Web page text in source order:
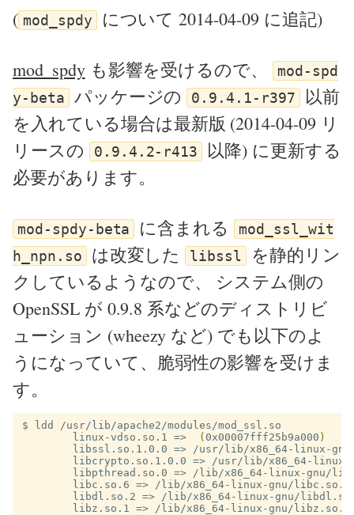
( mod_spdy について 2014-04-09 に追記)
mod_spdyも影響を受けるので、 mod-spd
y-beta パッケージの 0.9.4.1-r397 以前
を入れている場合は最新版 (2014-04-09 リ
リースの
0.9.4.2-r413
以降) に更新する
必要があります。
mod-spdy-beta に含まれる mod_ssl_wit
h_npn.so は改変した libssl
を静的リン
クしているようなので、 システム側の
OpenSSL が 0.9.8 系などのディストリビ
ューション (wheezy など) でも以下のよ
うになっていて、脆弱性の影響を受けま
す。
$
        linux-vdso.so.1 =>
( 0x00007fff25b9a000 )
        libssl.so.1.0.0 =>
/usr/lib/x86_64-linux-
        libcrypto.so.1.0.0 =>
/usr/lib/x86_64-
        libpthread.so.0 =>
/lib/x86_64-linux-gnu/
        libc.so.6 =>
/lib/x86_64-linux-gnu/
        libdl.so.2 =>
/lib/x86_64-linux-gnu/
        libz.so.1 =>
/lib/x86_64-linux-gnu/